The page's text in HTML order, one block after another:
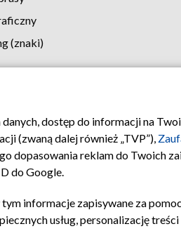
(znaki)
Kontakt
dostęp do informacji na
(zwaną dalej również „TVP”),
dopasowania reklam do Twoich
do Google.
tym informacje zapisywane za
usług, personalizację